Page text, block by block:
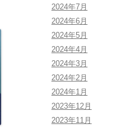
2024年7月
2024年6月
2024年5月
2024年4月
2024年3月
2024年2月
2024年1月
2023年12月
2023年11月